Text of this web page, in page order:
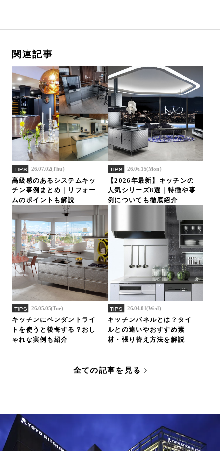
関連記事
TIPS 26.07.02(Thu)
高級感のあるシステムキッ
チン事例まとめ｜リフォー
ムのポイントも解説
TIPS 26.06.15(Mon)
【2026年最新】キッチンの
人気シリーズ8選｜特徴や事
例についても徹底紹介
TIPS 26.05.05(Tue)
キッチンにペンダントライ
トを使うと後悔する？おし
ゃれな実例も紹介
TIPS 26.04.01(Wed)
キッチンパネルとは？タイ
ルとの違いやおすすめ素
材・張り替え方法を解説
全ての記事を見る